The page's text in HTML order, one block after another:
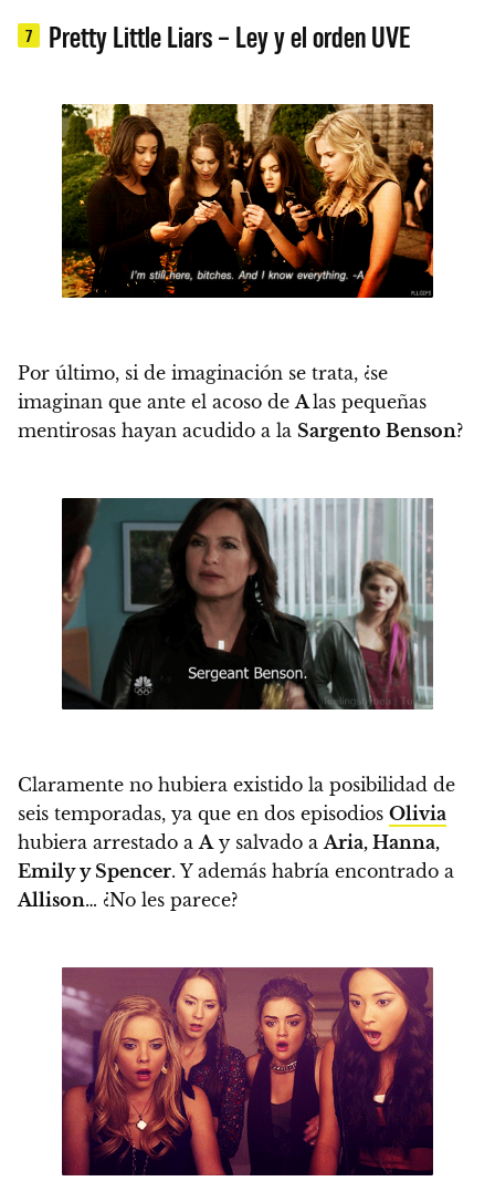
7 Pretty Little Liars – Ley y el orden UVE
Por último, si de imaginación se trata, ¿se
imaginan que ante el acoso de Alas pequeñas
mentirosas hayan acudido a la Sargento Benson?
Claramente no hubiera existido la posibilidad de
seis temporadas, ya que en dos episodios Olivia
hubiera arrestado a A y salvado a Aria, Hanna,
Emily y Spencer. Y además habría encontrado a
Allison… ¿No les parece?